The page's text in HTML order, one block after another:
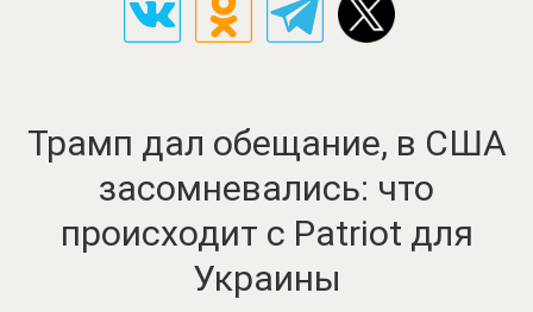
Трамп дал обещание, в США
засомневались: что
происходит с Patriot для
Украины